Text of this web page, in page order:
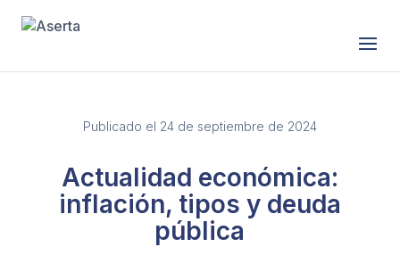
Saltar al contenido
Publicado el 24 de septiembre de 2024
Actualidad económica:
inflación, tipos y deuda
pública